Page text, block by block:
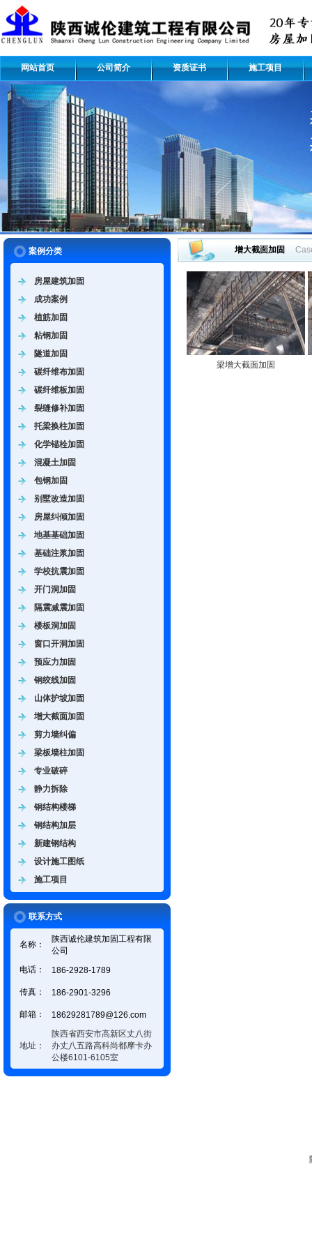
网站首页 公司简介 资质证书 施工项目
案例分类
房屋建筑加固
成功案例
植筋加固
粘钢加固
隧道加固
碳纤维布加固
碳纤维板加固
裂缝修补加固
托梁换柱加固
化学锚栓加固
混凝土加固
包钢加固
别墅改造加固
房屋纠倾加固
地基基础加固
基础注浆加固
学校抗震加固
开门洞加固
隔震减震加固
楼板洞加固
窗口开洞加固
预应力加固
钢绞线加固
山体护坡加固
增大截面加固
剪力墙纠偏
梁板墙柱加固
专业破碎
静力拆除
钢结构楼梯
钢结构加层
新建钢结构
设计施工图纸
施工项目
联系方式
名称：
陕西诚伦建筑加固工程有限
公司
电话：
186-2928-1789
传真： 186-2901-3296
邮箱： 18629281789@126.com
地址：
陕西省西安市高新区丈八街
办丈八五路高科尚都摩卡办
公楼6101-6105室
增大截面加固
梁增大截面加固